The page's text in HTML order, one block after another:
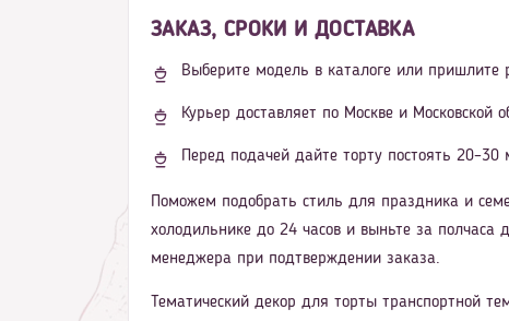
ЗАКАЗ, СРОКИ И ДОСТАВКА
Выберите модель в каталоге или пришлите
Курьер доставляет по Москве и Московской
Перед подачей дайте торту постоять
Поможем подобрать стиль для праздника и
холодильнике до 24 часов и выньте за полчаса
менеджера при подтверждении заказа.
Тематический декор для торты транспортной